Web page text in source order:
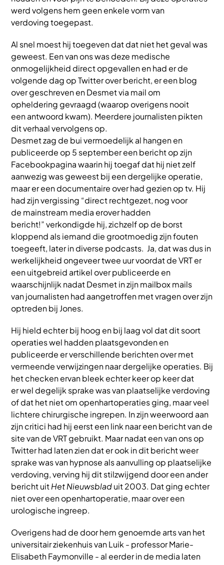
werd volgens hem geen enkele vorm van
verdoving toegepast.
Al snel moest hij toegeven dat dat niet het geval was
geweest. Een van ons was deze medische
onmogelijkheid direct opgevallen en had er de
volgende dag op Twitter over bericht, er een blog
over geschreven en Desmet via mail om
opheldering gevraagd (waarop overigens nooit
een antwoord kwam). Meerdere journalisten pikten
dit verhaal vervolgens op.
Desmet zag de bui vermoedelijk al hangen en
publiceerde op 5 september een bericht op zijn
Facebookpagina waarin hij toegaf dat hij niet zelf
aanwezig was geweest bij een dergelijke operatie,
maar er een documentaire over had gezien op tv. Hij
had zijn vergissing “direct rechtgezet, nog voor
de mainstream media erover hadden
bericht!” verkondigde hij, zichzelf op de borst
kloppend als iemand die grootmoedig zijn fouten
toegeeft, later in diverse podcasts. Ja, dat was dus in
werkelijkheid ongeveer twee uur voordat de VRT er
een uitgebreid artikel over publiceerde en
waarschijnlijk nadat Desmet in zijn mailbox mails
van journalisten had aangetroffen met vragen over zijn
optreden bij Jones.
Hij hield echter bij hoog en bij laag vol dat dit soort
operaties wel hadden plaatsgevonden en
publiceerde er verschillende berichten over met
vermeende verwijzingen naar dergelijke operaties. Bij
het checken ervan bleek echter keer op keer dat
er wel degelijk sprake was van plaatselijke verdoving
of dat het niet om openhartoperaties ging, maar veel
lichtere chirurgische ingrepen. In zijn weerwoord aan
zijn critici had hij eerst een link naar een bericht van de
site van de VRT gebruikt. Maar nadat een van ons op
Twitter had laten zien dat er ook in dit bericht weer
sprake was van hypnose als aanvulling op plaatselijke
verdoving, verving hij dit stilzwijgend door een ander
bericht uitHet Nieuwsbladuit 2003. Dat ging echter
niet over een openhartoperatie, maar over een
urologische ingreep.
Overigens had de door hem genoemde arts van het
universitair ziekenhuis van Luik - professor Marie-
Elisabeth Faymonville - al eerder in de media laten